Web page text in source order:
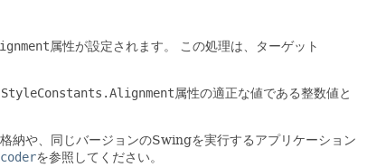
属性が設定されます。
この処理は、ターゲット
StyleConstants.Alignment属性の適正な値である整数値と
納や、同じバージョンのSwingを実行するアプリケーション
を参照してください。